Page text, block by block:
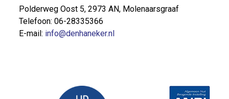
Polderweg Oost 5, 2973 AN, Molenaarsgraaf
Telefoon: 06-28335366
E-mail: info@denhaneker.nl